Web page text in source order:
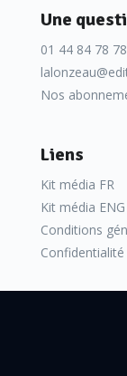
Une
01 44 84 78 78
Nos
Liens
Kit média FR
Kit média ENG
Conditions
Confidentialité